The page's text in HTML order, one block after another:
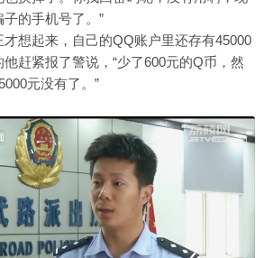
的手机号了。”
起来，自己的QQ账户里还存有45000
赶紧报了警说，“少了600元的Q币，然
元没有了。”